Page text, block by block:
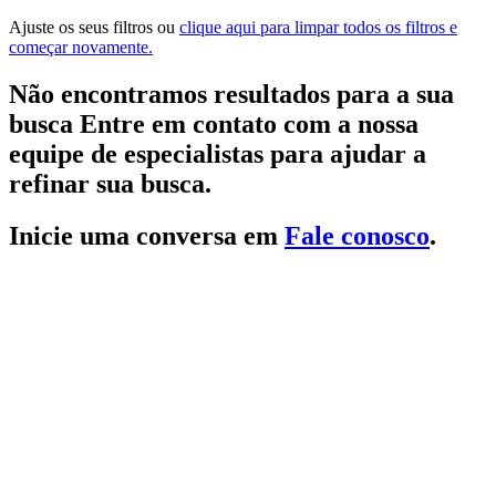
Ajuste os seus filtros ou clique aqui para limpar todos os filtros e
começar novamente.
Não encontramos resultados para a sua
busca Entre em contato com a nossa
equipe de especialistas para ajudar a
refinar sua busca.
Inicie uma conversa em Fale conosco.